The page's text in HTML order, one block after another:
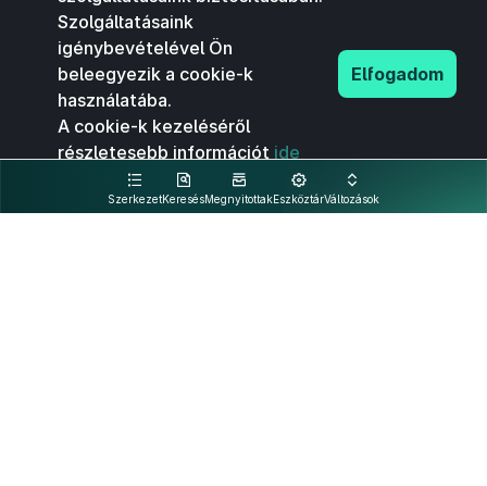
SzerkezetKeresésMegnyitottakEszköztárVáltozások
Szolgáltatásaink
igénybevételével Ön
beleegyezik a cookie-k
használatába.
A cookie-k kezeléséről
részletesebb információt ide
kattintva olvashat.
Elfogadom